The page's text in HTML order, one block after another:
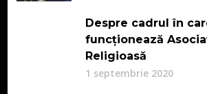
Despre cadrul în
funcționează
Religioasă
1 septembrie 2020